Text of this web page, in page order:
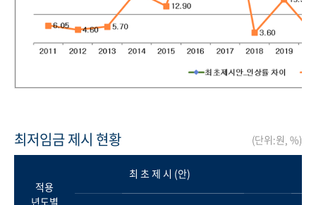
최저임금 제시 현황 (단위:원, %)
적용
년도별
최 초 제 시 (안)